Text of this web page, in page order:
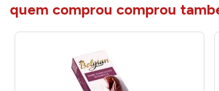
quem comprou comprou